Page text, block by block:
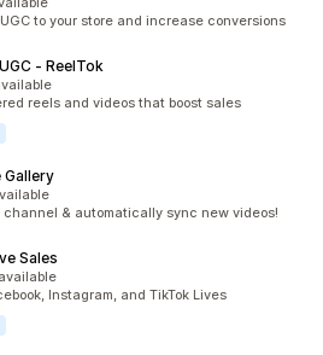
to your store and increase conversions
‑ ReelTok
reels and videos that boost sales
Gallery
channel & automatically sync new videos!
Sales
Instagram, and TikTok Lives